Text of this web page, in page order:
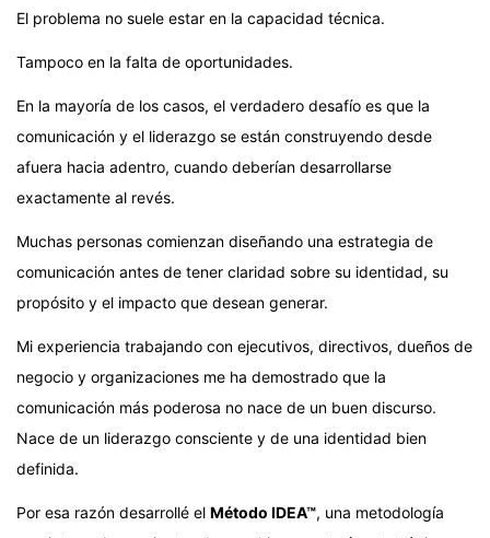
El problema no suele estar en la capacidad técnica.
Tampoco en la falta de oportunidades.
En la mayoría de los casos, el verdadero desafío es que la
comunicación y el liderazgo se están construyendo desde
afuera hacia adentro, cuando deberían desarrollarse
exactamente al revés.
Muchas personas comienzan diseñando una estrategia de
comunicación antes de tener claridad sobre su identidad, su
propósito y el impacto que desean generar.
Mi experiencia trabajando con ejecutivos, directivos, dueños de
negocio y organizaciones me ha demostrado que la
comunicación más poderosa no nace de un buen discurso.
Nace de un liderazgo consciente y de una identidad bien
definida.
Por esa razón desarrollé el Método IDEA™, una metodología